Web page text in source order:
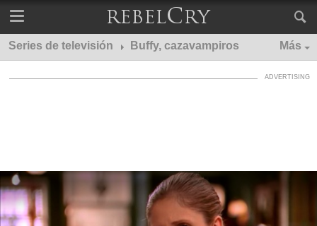
Series de televisión Buffy, cazavampiros Más